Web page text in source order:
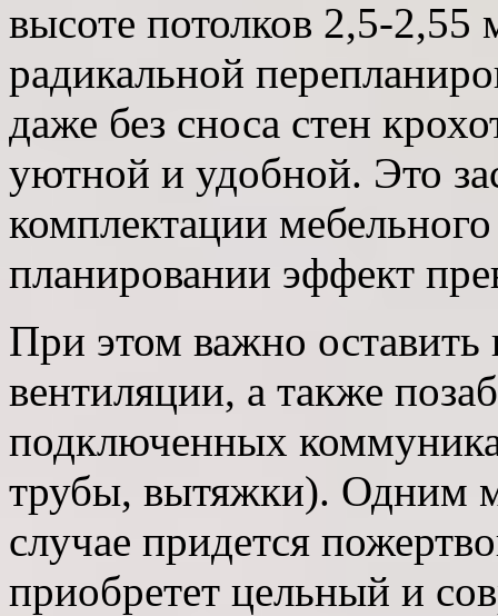
высоте потолков 2,5-
радикальной
даже без сноса стен
уютной и удобной. Это
комплектации
планировании эффект
При этом важно оставить
вентиляции, а также
подключенных
трубы, вытяжки). Одним
случае придется
приобретет цельный и